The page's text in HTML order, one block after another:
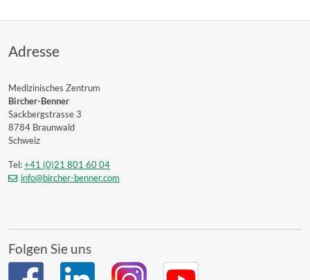
Adresse
Medizinisches Zentrum
Bircher-Benner
Sackbergstrasse 3
8784 Braunwald
Schweiz
Tel:+41 (0)21 801 60 04
info@bircher-benner.com
Folgen Sie uns